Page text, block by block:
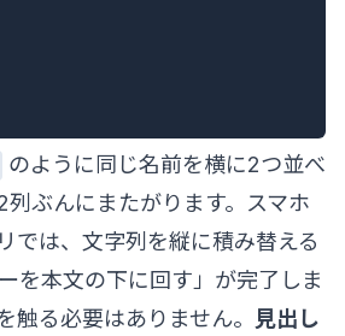
のように同じ名前を横に2つ並べ
列ぶんにまたがります。スマホ
では、文字列を縦に積み替える
を本文の下に回す」が完了しま
触る必要はありません。
見出し